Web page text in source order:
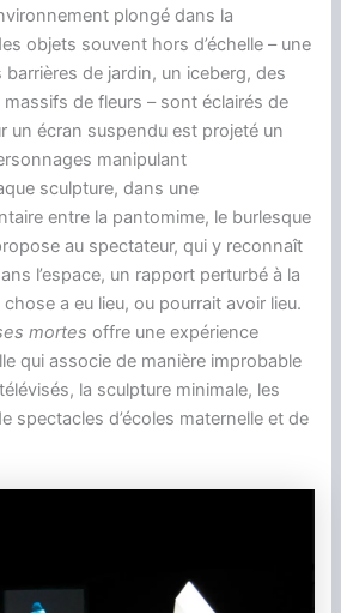
plongé dans la
objets souvent hors d’échelle – une
de jardin, un iceberg, des
de fleurs – sont éclairés de
un écran suspendu est projeté un
manipulant
sculpture, dans une
entre la pantomime, le burlesque
au spectateur, qui y reconnaît
l’espace, un rapport perturbé à la
a eu lieu, ou pourrait avoir lieu.
mortes offre une expérience
qui associe de manière improbable
la sculpture minimale, les
spectacles d’écoles maternelle et de